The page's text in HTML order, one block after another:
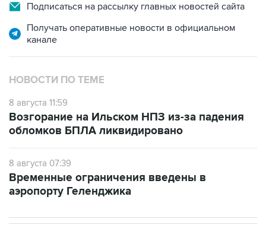
Подписаться на рассылку главных новостей сайта
Получать оперативные новости в официальном
канале
НОВОСТИ ПО ТЕМЕ
8 августа 11:59
Возгорание на Ильском НПЗ из-за падения
обломков БПЛА ликвидировано
8 августа 07:39
Временные ограничения введены в
аэропорту Геленджика